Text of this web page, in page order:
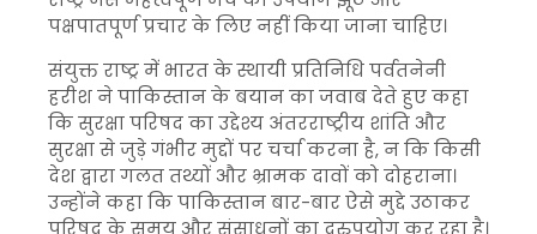
पक्षपातपूर्ण प्रचार के लिए नहीं किया जाना चाहिए।
संयुक्त राष्ट्र में भारत के स्थायी प्रतिनिधि पर्वतनेनी
हरीश ने पाकिस्तान के बयान का जवाब देते हुए कहा
कि सुरक्षा परिषद का उद्देश्य अंतरराष्ट्रीय शांति और
सुरक्षा से जुड़े गंभीर मुद्दों पर चर्चा करना है, न कि किसी
देश द्वारा गलत तथ्यों और भ्रामक दावों को दोहराना।
उन्होंने कहा कि पाकिस्तान बार-बार ऐसे मुद्दे उठाकर
परिषद के समय और संसाधनों का दुरुपयोग कर रहा है।